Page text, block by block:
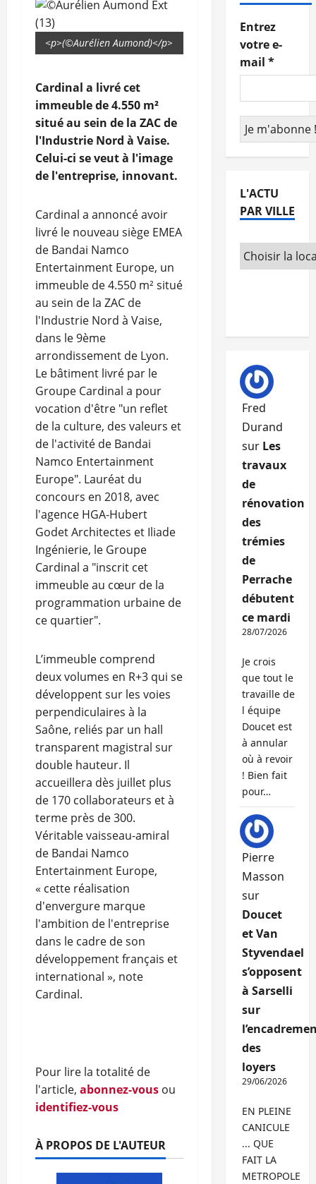
<p>(©Aurélien Aumond)</p>
Cardinal a livré cet
immeuble de 4.550 m²
situé au sein de la ZAC de
l'Industrie Nord à Vaise.
Celui-ci se veut à l'image
de l'entreprise, innovant.
Cardinal a annoncé avoir
livré le nouveau siège EMEA
de Bandai Namco
Entertainment Europe, un
immeuble de 4.550 m² situé
au sein de la ZAC de
l'Industrie Nord à Vaise,
dans le 9ème
arrondissement de Lyon.
Le bâtiment livré par le
Groupe Cardinal a pour
vocation d'être "un reflet
de la culture, des valeurs et
de l'activité de Bandai
Namco Entertainment
Europe". Lauréat du
concours en 2018, avec
l'agence HGA-Hubert
Godet Architectes et Iliade
Ingénierie, le Groupe
Cardinal a "inscrit cet
immeuble au cœur de la
programmation urbaine de
ce quartier".
L’immeuble comprend
deux volumes en R+3 qui se
développent sur les voies
perpendiculaires à la
Saône, reliés par un hall
transparent magistral sur
double hauteur. Il
accueillera dès juillet plus
de 170 collaborateurs et à
terme près de 300.
Véritable vaisseau-amiral
de Bandai Namco
Entertainment Europe,
« cette réalisation
d'envergure marque
l'ambition de l'entreprise
dans le cadre de son
développement français et
international », note
Cardinal.
Pour lire la totalité de
l'article, abonnez-vous ou
identifiez-vous
À PROPOS DE L'AUTEUR
Entrez
votre e-
mail *
L'ACTU
PAR VILLE
Fred
Durand
sur Les
travaux
de
rénovation
des
trémies
de
Perrache
débutent
ce mardi
28/07/2026
Je crois
que tout le
travaille de
l équipe
Doucet est
à annular
où à revoir
! Bien fait
pour…
Pierre
Masson
sur
Doucet
et Van
Styvendael
s’opposent
à Sarselli
sur
des
loyers
29/06/2026
EN PLEINE
CANICULE
... QUE
FAIT LA
METROPOLE